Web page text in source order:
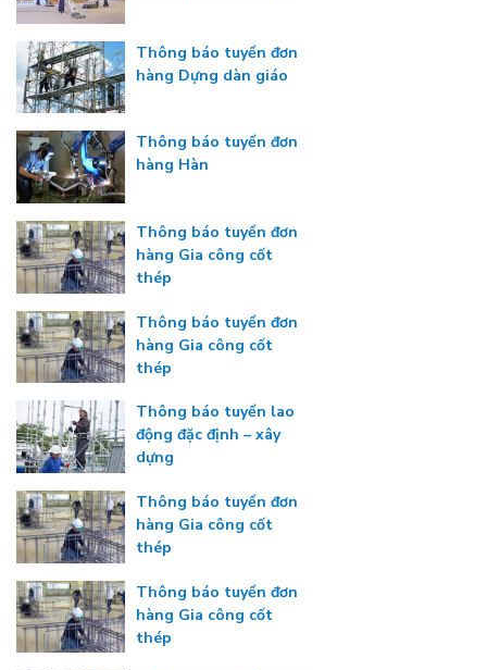
Thông báo tuyển đơn
hàng Dựng dàn giáo
Thông báo tuyển đơn
hàng Hàn
Thông báo tuyển đơn
hàng Gia công cốt
thép
Thông báo tuyển đơn
hàng Gia công cốt
thép
Thông báo tuyển lao
động đặc định – xây
dựng
Thông báo tuyển đơn
hàng Gia công cốt
thép
Thông báo tuyển đơn
hàng Gia công cốt
thép